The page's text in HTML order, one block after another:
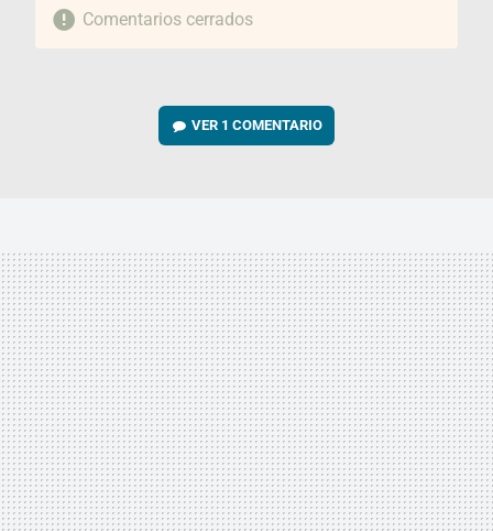
Comentarios cerrados
VER 1 COMENTARIO